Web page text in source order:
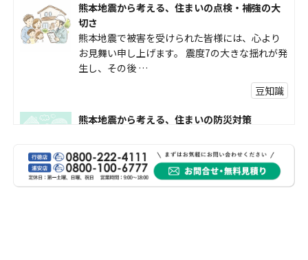
熊本地震から考える、住まいの点検・補強の大
切さ
熊本地震で被害を受けられた皆様には、心より
お見舞い申し上げます。 震度7の大きな揺れが発
生し、その後 …
豆知識
熊本地震から考える、住まいの防災対策
受けられた皆様に、心よりお見舞い申し上げま
す。 今回の地震 …
社長コラム